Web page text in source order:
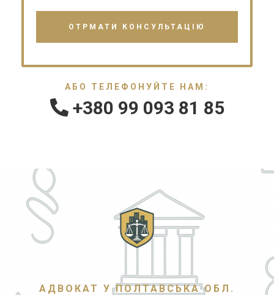
АБО ТЕЛЕФОНУЙТЕ НАМ:
+380 99 093 81 85
АДВОКАТ У ПОЛТАВСЬКА ОБЛ.